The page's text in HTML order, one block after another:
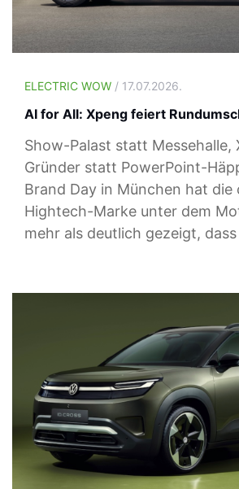
ELECTRIC WOW / 17.07.2026.
AI for All: Xpeng feiert
Show-Palast statt Messehalle,
Gründer statt PowerPoint-
Brand Day in München hat die
Hightech-Marke unter dem
mehr als deutlich gezeigt, dass